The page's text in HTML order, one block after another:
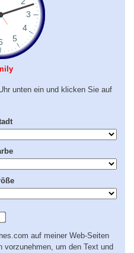
unten ein und klicken Sie auf
auf meiner Web-Seiten
vorzunehmen, um den Text und